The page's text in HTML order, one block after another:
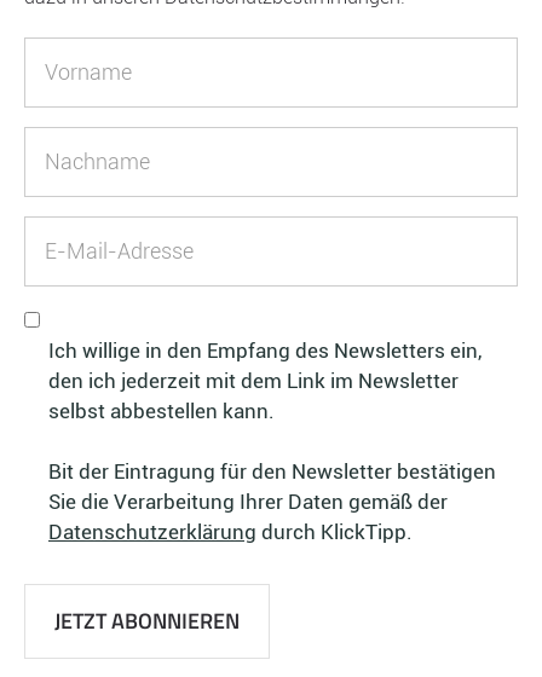
Ich willige in den Empfang des Newsletters ein,
den ich jederzeit mit dem Link im Newsletter
selbst abbestellen kann.
Bit der Eintragung für den Newsletter bestätigen
Sie die Verarbeitung Ihrer Daten gemäß der
Datenschutzerklärung durch KlickTipp.